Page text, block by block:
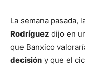
La semana pasada,
Rodríguez dijo en
que Banxico
decisión y que el